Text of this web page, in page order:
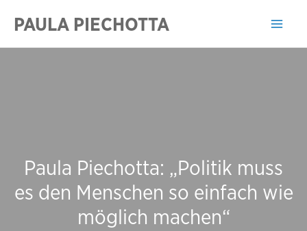
Inhalt
springen
PAULA PIECHOTTA
Paula Piechotta: „Politik muss
es den Menschen so einfach wie
möglich machen“